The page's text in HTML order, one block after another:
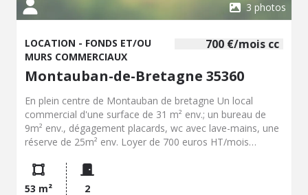
3 photos
700 €/mois cc
LOCATION - FONDS ET/OU
MURS COMMERCIAUX
Montauban-de-Bretagne 35360
En plein centre de Montauban de bretagne Un local
commercial d'une surface de 31 m² env.; un bureau de
9m² env., dégagement placards, wc avec lave-mains, une
réserve de 25m² env. Loyer de 700 euros HT/mois
rédaction : 850 euros Frais de débours : 200 euros TTC
Dépôt de garantie : 700 euros SAS PINSON EON
53 m² 2